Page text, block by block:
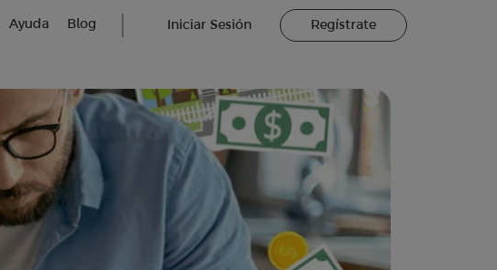
Ayuda Blog Iniciar Sesión Regístrate